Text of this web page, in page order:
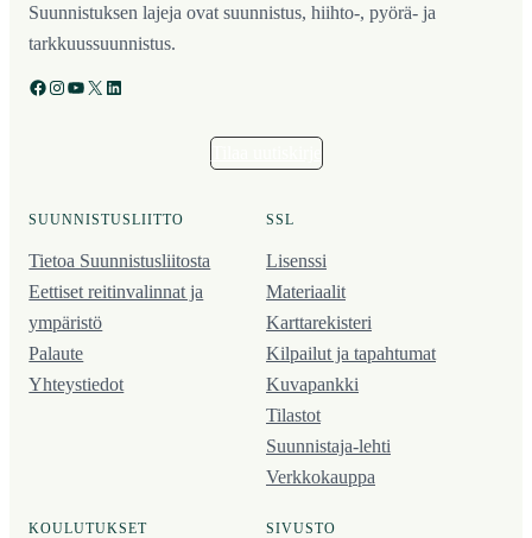
Suunnistuksen lajeja ovat suunnistus, hiihto-, pyörä- ja
tarkkuussuunnistus.
Facebook Instagram YouTube X LinkedIn
SUUNNISTUSLIITTO
Tietoa Suunnistusliitosta
Eettiset reitinvalinnat ja
ympäristö
Palaute
Yhteystiedot
SSL
Lisenssi
Materiaalit
Karttarekisteri
Kilpailut ja tapahtumat
Kuvapankki
Tilastot
Suunnistaja-lehti
Verkkokauppa
KOULUTUKSET SIVUSTO